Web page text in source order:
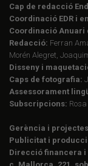
Cap de redacció
Coordinació EDR i
Coordinació Anuari
Redacció: Ferran
Morén Alegret,
Disseny i
Caps de fotografia:
Assessorament
Subscripcions:
Gerència i
Publicitat i
Direcció financera